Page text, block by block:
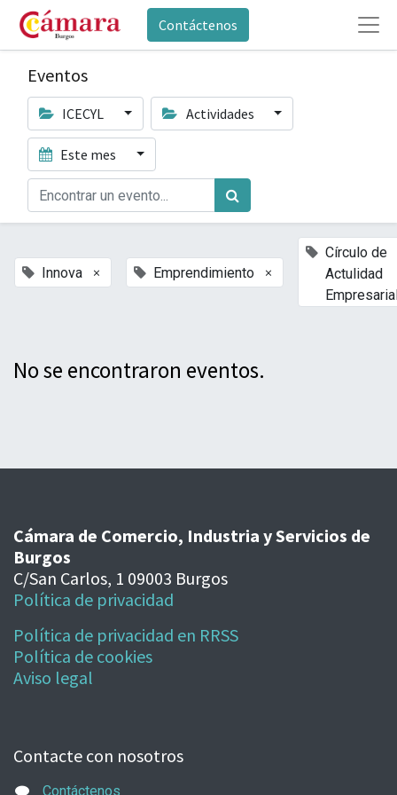
Contáctenos
Eventos
ICECYL Actividades
Este mes
Innova × Emprendimiento ×
Círculo de
Actulidad
No se encontraron eventos.
Cámara de Comercio, Industria y Servicios de
Burgos
C/San Carlos, 1 09003 Burgos
Política de privacidad
Política de privacidad en RRSS
Política de cookies
Aviso legal
Contacte con nosotros
Contáctenos